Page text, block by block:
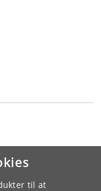
til at